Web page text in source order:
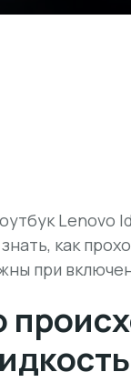
Lenovo
как
при